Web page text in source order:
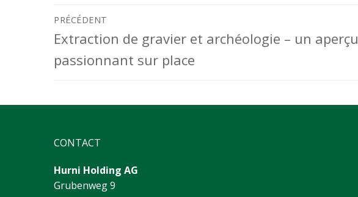
Navigation
de
l’article
PRÉCÉDENT
Previous
post:
Extraction de gravier et archéologie – un aperçu
passionnant sur place
CONTACT
Hurni Holding AG
Grubenweg 9